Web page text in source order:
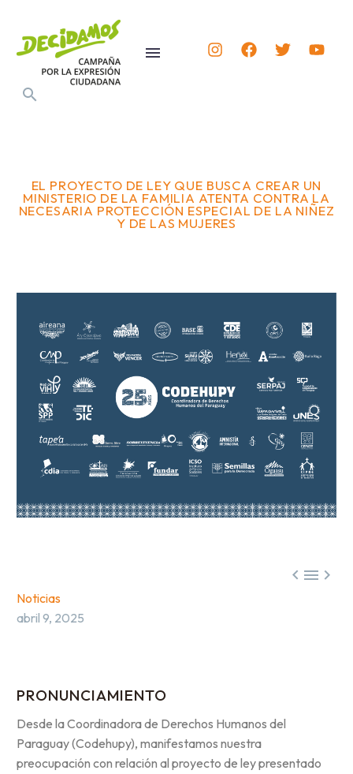
EL PROYECTO DE LEY QUE BUSCA CREAR UN
MINISTERIO DE LA FAMILIA ATENTA CONTRA LA
NECESARIA PROTECCIÓN ESPECIAL DE LA NIÑEZ
Y DE LAS MUJERES

Noticias
abril 9, 2025
PRONUNCIAMIENTO
Desde la Coordinadora de Derechos Humanos del
Paraguay (Codehupy), manifestamos nuestra
preocupación con relación al proyecto de ley presentado